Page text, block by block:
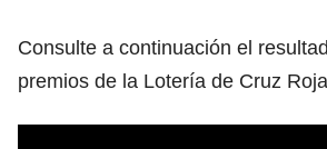
Consulte a continuación el
premios de la Lotería de Cruz